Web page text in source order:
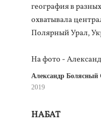
география в
охватывала
Полярный Урал,
На фото -
Александр Болясный
2019
НАБАТ